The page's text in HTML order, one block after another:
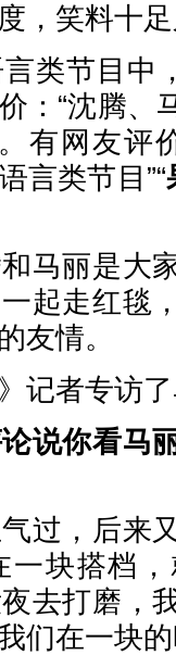
，笑料十
节目中，
：“沈腾
有网友评
言类节目”“
丽是大
起走红毯
友情。
者专访了
说你看马
过，后来
一块搭档
去打磨，
们在一块